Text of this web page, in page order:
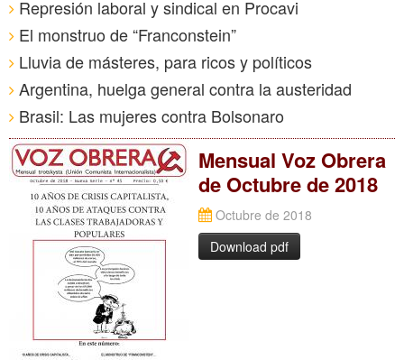
Represión laboral y sindical en Procavi
El monstruo de “Franconstein”
Lluvia de másteres, para ricos y políticos
Argentina, huelga general contra la austeridad
Brasil: Las mujeres contra Bolsonaro
Mensual Voz Obrera
de Octubre de 2018
Octubre de 2018
Download pdf